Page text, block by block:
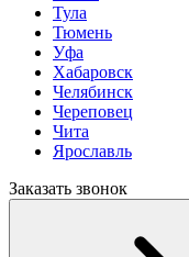
Тула
Тюмень
Уфа
Хабаровск
Челябинск
Череповец
Чита
Ярославль
Заказать звонок